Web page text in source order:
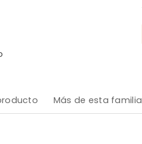
Más de esta familia